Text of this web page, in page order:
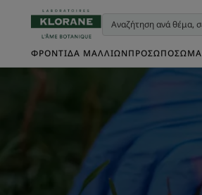
ΦΡΟΝΤΊΔΑ ΜΑΛΛΙΏΝΠΡΌΣΩΠΟΣΏΜΑ